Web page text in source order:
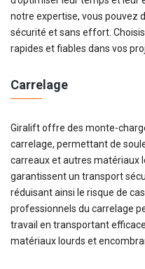
notre expertise, vous pouvez
sécurité et sans effort.
rapides et fiables dans vos
Carrelage
Giralift offre des monte-
carrelage, permettant de
carreaux et autres matériaux
garantissent un transport
réduisant ainsi le risque de
professionnels du carrelage
travail en transportant
matériaux lourds et